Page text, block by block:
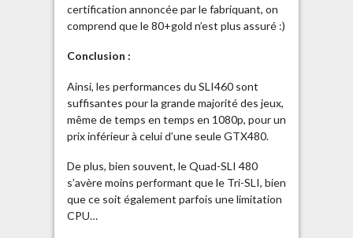
certification annoncée par le fabriquant, on
comprend que le 80+gold n’est plus assuré :)
Conclusion :
Ainsi, les performances du SLI460 sont
suffisantes pour la grande majorité des jeux,
même de temps en temps en 1080p, pour un
prix inférieur à celui d’une seule GTX480.
De plus, bien souvent, le Quad-SLI 480
s’avère moins performant que le Tri-SLI, bien
que ce soit également parfois une limitation
CPU…